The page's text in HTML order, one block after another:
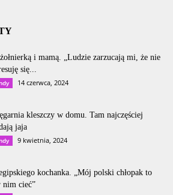
i mamą. „Ludzie zarzucają mi, że nie
się...
14 czerwca, 2024
kleszczy w domu. Tam najczęściej
jaja
9 kwietnia, 2024
kochanka. „Mój polski chłopak to
nim cieć”